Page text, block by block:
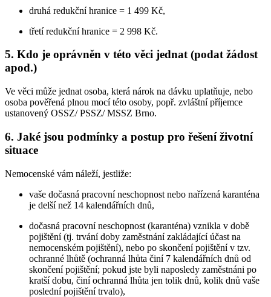
druhá redukční hranice = 1 499 Kč,
třetí redukční hranice = 2 998 Kč.
5. Kdo je oprávněn v této věci jednat (podat žádost
apod.)
Ve věci může jednat osoba, která nárok na dávku uplatňuje, nebo
osoba pověřená plnou mocí této osoby, popř. zvláštní příjemce
ustanovený OSSZ/ PSSZ/ MSSZ Brno.
6. Jaké jsou podmínky a postup pro řešení životní
situace
Nemocenské vám náleží, jestliže:
vaše dočasná pracovní neschopnost nebo nařízená karanténa
je delší než 14 kalendářních dnů,
dočasná pracovní neschopnost (karanténa) vznikla v době
pojištění (tj. trvání doby zaměstnání zakládající účast na
nemocenském pojištění), nebo po skončení pojištění v tzv.
ochranné lhůtě (ochranná lhůta činí 7 kalendářních dnů od
skončení pojištění; pokud jste byli naposledy zaměstnáni po
kratší dobu, činí ochranná lhůta jen tolik dnů, kolik dnů vaše
poslední pojištění trvalo),